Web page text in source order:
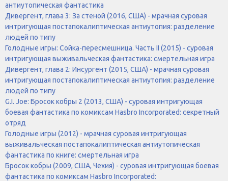
антиутопическая фантастика
Дивергент, глава 3: За стеной (2016, США) - мрачная суровая
интригующая постапокалиптическая антиутопия: разделение
людей по типу
Голодные игры: Сойка-пересмешница. Часть II (2015) - суровая
интригующая выживальческая фантастика: смертельная игра
Дивергент, глава 2: Инсургент (2015, США) - мрачная суровая
интригующая постапокалиптическая антиутопия: разделение
людей по типу
G.I. Joe: Бросок кобры 2 (2013, США) - суровая интригующая
боевая фантастика по комиксам Hasbro Incorporated: секретный
отряд
Голодные игры (2012) - мрачная суровая интригующая
выживальческая постапокалиптическая антиутопическая
фантастика по книге: смертельная игра
Бросок кобры (2009, США, Чехия) - суровая интригующая боевая
фантастика по комиксам Hasbro Incorporated: